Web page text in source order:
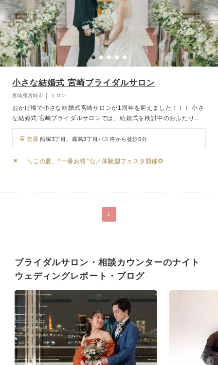
小さな結婚式 宮崎ブライダルサロン
宮崎県宮崎市 │ サロン
おかげ様で小さな結婚式宮崎サロンが1周年を迎えました！！！ 小さ
な結婚式 宮崎ブライダルサロンでは、結婚式を検討中のおふたりに
向けて、さまざまなスタイルをご提案しています。 ホテルやレスト
ランウェディング、神社式などの結婚式からフォトウェディングも相
談可能。 中でも、少人数結婚式や家族婚、アットホームな結婚式を
ご希望の方にはぴったりのプランをご用意。 「結婚式はしたいけ
交通 船塚3丁目、霧島3丁目バス停から徒歩5分
＼この夏、”一番お得”な／体験型フェスタ開催🌻
1
ブライダルサロン・相談カウンターのナイト
ウェディングレポート・ブログ